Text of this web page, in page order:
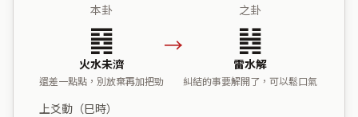
本卦
䷿
火水未濟
還差一點點，別放棄再加把勁
→
之卦
䷧
雷水解
糾結的事要解開了，可以鬆口氣
上爻動（巳時）